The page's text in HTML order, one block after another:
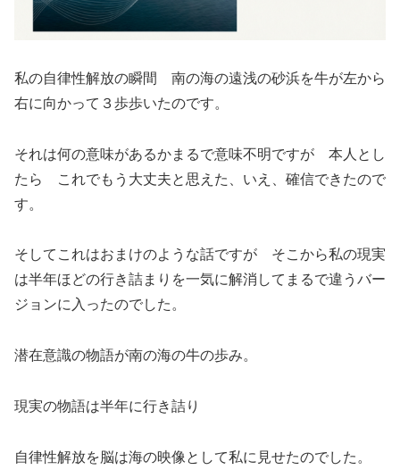
私の自律性解放の瞬間 南の海の遠浅の砂浜を牛が左から
右に向かって３歩歩いたのです。
それは何の意味があるかまるで意味不明ですが 本人とし
たら これでもう大丈夫と思えた、いえ、確信できたので
す。
そしてこれはおまけのような話ですが そこから私の現実
は半年ほどの行き詰まりを一気に解消してまるで違うバー
ジョンに入ったのでした。
潜在意識の物語が南の海の牛の歩み。
現実の物語は半年に行き詰り
自律性解放を脳は海の映像として私に見せたのでした。